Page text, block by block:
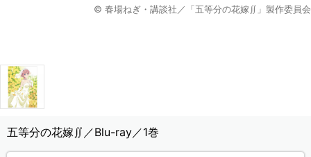
© 春場ねぎ・講談社／「五等分の花嫁∬」製作委員会
五等分の花嫁∬／Blu-ray／1巻